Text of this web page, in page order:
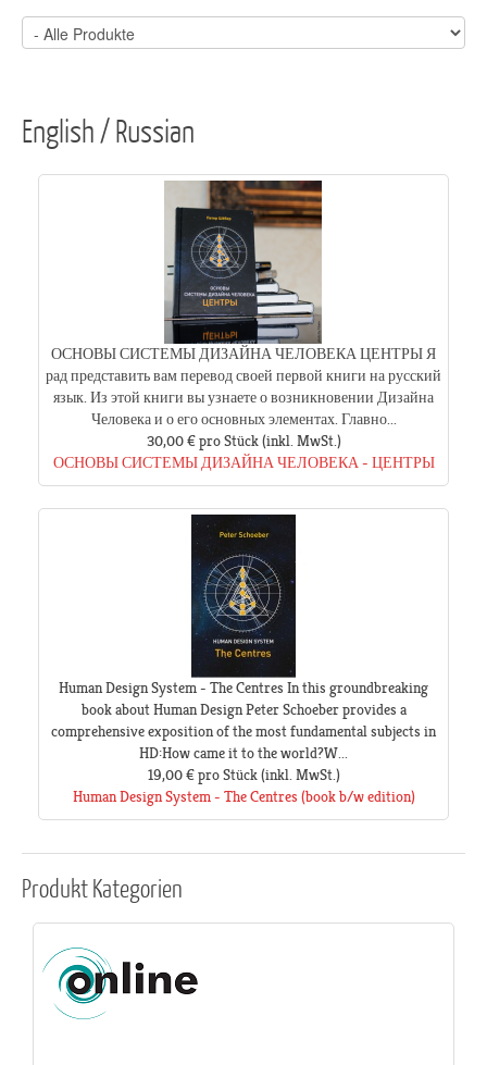
English / Russian
ОСНОВЫ СИСТЕМЫ ДИЗАЙНА ЧЕЛОВЕКА ЦЕНТРЫ Я
рад представить вам перевод своей первой книги на русский
язык. Из этой книги вы узнаете о возникновении Дизайна
Человека и о его основных элементах. Главно...
30,00 € pro Stück(inkl. MwSt.)
ОСНОВЫ СИСТЕМЫ ДИЗАЙНА ЧЕЛОВЕКА - ЦЕНТРЫ
Human Design System - The Centres In this groundbreaking
book about Human Design Peter Schoeber provides a
comprehensive exposition of the most fundamental subjects in
HD:How came it to the world?W...
19,00 € pro Stück(inkl. MwSt.)
Human Design System - The Centres (book b/w edition)
ProduktKategorien